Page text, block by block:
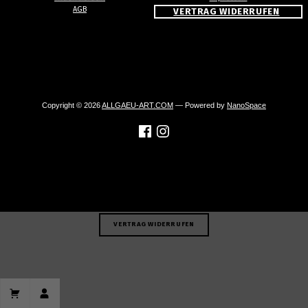
AGB
VERTRAG WIDERRUFEN
Copyright © 2026ALLGAEU-ART.COM — Powered by NanoSpace
VERTRAG WIDERRUFEN